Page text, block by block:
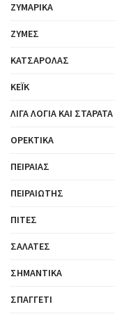
ΖΥΜΑΡΙΚΆ
ΖΎΜΕΣ
ΚΑΤΣΑΡΌΛΑΣ
ΚΈΙΚ
ΛΊΓΑ ΛΌΓΙΑ ΚΑΙ ΣΤΑΡΆΤΑ
ΟΡΕΚΤΙΚΆ
ΠΕΙΡΑΙΆΣ
ΠΕΙΡΑΙΏΤΗΣ
ΠΊΤΕΣ
ΣΑΛΆΤΕΣ
ΣΗΜΑΝΤΙΚΆ
ΣΠΑΓΓΈΤΙ